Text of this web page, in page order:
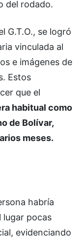
del rodado.
G.T.O., se logró
vinculada al
e imágenes de
Estos
que el
habitual como
de Bolívar,
meses.
habría
lugar pocas
evidenciando